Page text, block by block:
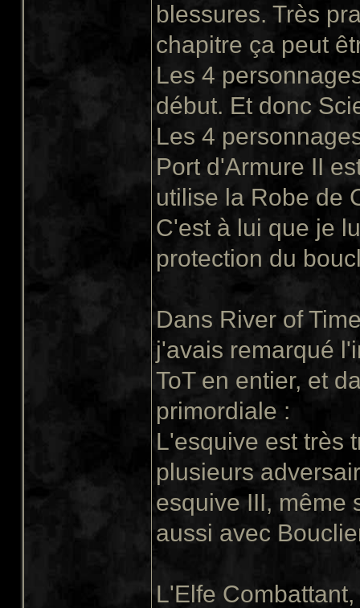
blessures. Très
chapitre ça peut
Les 4
début. Et donc
Les 4
Port d'Armure II
utilise la Robe de
C'est à lui que je
protection du
Dans River of
j'avais remarqué
ToT en entier, et
primordiale :
L'esquive est très
plusieurs
esquive III, même
aussi avec
L'Elfe